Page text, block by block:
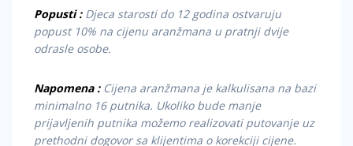
Popusti : Djeca starosti do 12 godina ostvaruju
popust 10% na cijenu aranžmana u pratnji dvije
odrasle osobe.
Napomena : Cijena aranžmana je kalkulisana na bazi
minimalno 16 putnika. Ukoliko bude manje
prijavljenih putnika možemo realizovati putovanje uz
prethodni dogovor sa klijentima o korekciji cijene.